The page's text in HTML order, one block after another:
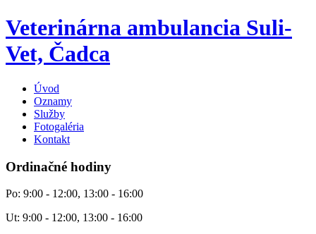
Veterinárna ambulancia Suli-
Vet, Čadca
Úvod
Oznamy
Služby
Fotogaléria
Kontakt
Ordinačné hodiny
Po: 9:00 - 12:00, 13:00 - 16:00
Ut: 9:00 - 12:00, 13:00 - 16:00